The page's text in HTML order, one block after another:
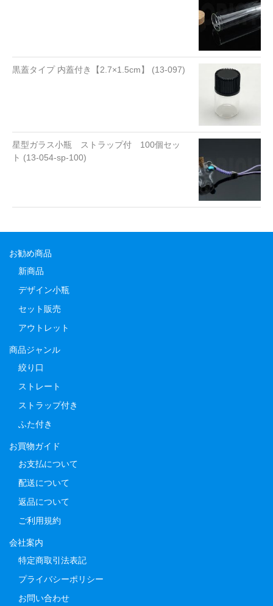
黒蓋タイプ 内蓋付き【2.7×1.5cm】 (13-097)
星型ガラス小瓶 ストラップ付 100個セッ
ト (13-054-sp-100)
お勧め商品
新商品
デザイン小瓶
セット販売
アウトレット
商品ジャンル
絞り口
ストレート
ストラップ付き
ふた付き
お買物ガイド
お支払について
配送について
返品について
ご利用規約
会社案内
特定商取引法表記
プライバシーポリシー
お問い合わせ